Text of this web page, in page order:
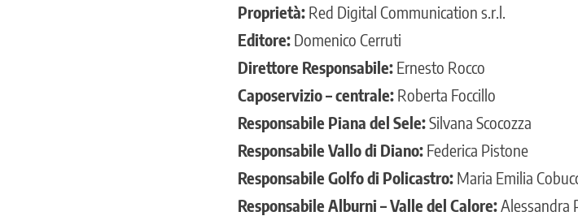
Proprietà: Red Digital Communication s.r.l.
Editore: Domenico Cerruti
Direttore Responsabile: Ernesto Rocco
Caposervizio – centrale: Roberta Foccillo
Responsabile Piana del Sele:Silvana Scocozza
Responsabile Vallo di Diano: Federica Pistone
Responsabile Golfo di Policastro: Maria Emilia
Responsabile Alburni – Valle del Calore: Alessandra